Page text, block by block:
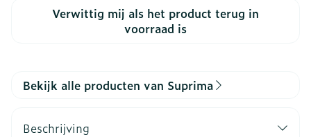
Verwittig mij als het product terug in
voorraad is
Bekijk alle producten van Suprima
Beschrijving